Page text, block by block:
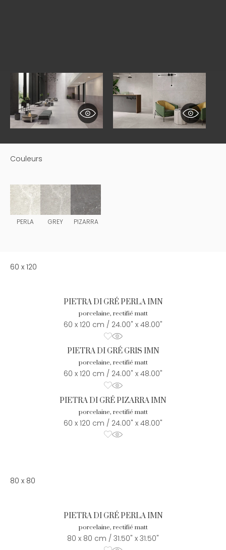
Couleurs
PERLA GREY PIZARRA
60 x 120
PIETRA DI GRÉ PERLA IMN
porcelaine, rectifié matt
60 x 120 cm / 24.00" x 48.00"
PIETRA DI GRÉ GRIS IMN
porcelaine, rectifié matt
60 x 120 cm / 24.00" x 48.00"
PIETRA DI GRÉ PIZARRA IMN
porcelaine, rectifié matt
60 x 120 cm / 24.00" x 48.00"
80 x 80
PIETRA DI GRÉ PERLA IMN
porcelaine, rectifié matt
80 x 80 cm / 31.50" x 31.50"